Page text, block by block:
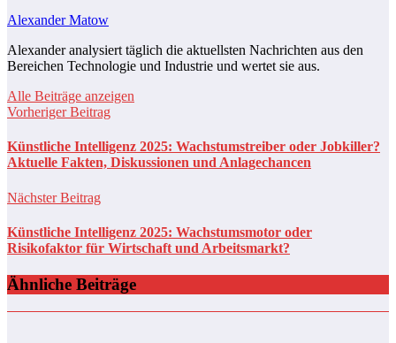
Alexander Matow
Alexander analysiert täglich die aktuellsten Nachrichten aus den
Bereichen Technologie und Industrie und wertet sie aus.
Alle Beiträge anzeigen
Vorheriger Beitrag
Künstliche Intelligenz 2025: Wachstumstreiber oder Jobkiller?
Aktuelle Fakten, Diskussionen und Anlagechancen
Nächster Beitrag
Künstliche Intelligenz 2025: Wachstumsmotor oder
Risikofaktor für Wirtschaft und Arbeitsmarkt?
Ähnliche Beiträge